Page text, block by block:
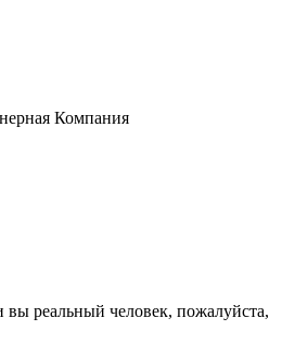
Компания
реальный человек, пожалуйста,